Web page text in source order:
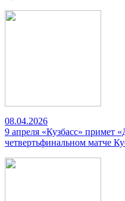
08.04.2026
9 апреля «Кузбасс» примет
четвертьфинальном матче